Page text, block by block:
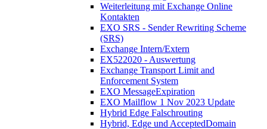
Weiterleitung mit Exchange Online
Kontakten
EXO SRS - Sender Rewriting Scheme
(SRS)
Exchange Intern/Extern
EX522020 - Auswertung
Exchange Transport Limit and
Enforcement System
EXO MessageExpiration
EXO Mailflow 1 Nov 2023 Update
Hybrid Edge Falschrouting
Hybrid, Edge und AcceptedDomain